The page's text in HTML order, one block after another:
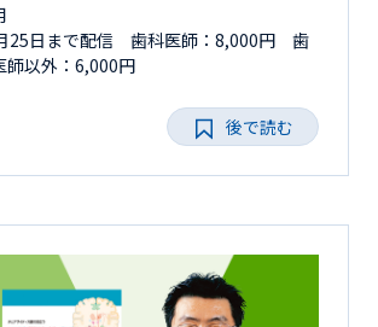
25日まで配信 歯科医師：8,000円 歯
師以外：6,000円
後で読む